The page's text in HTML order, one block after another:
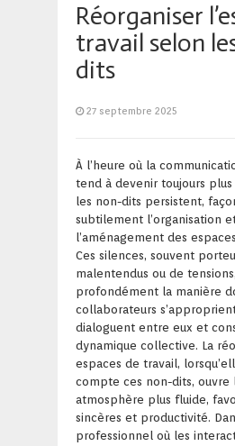
Réorganiser
travail selon
dits
27 septembre 2025
À l’heure où la
tend à devenir toujours
les non-dits persistent,
subtilement l’organisation
l’aménagement des
Ces silences, souvent
malentendus ou de
profondément la manière
collaborateurs
dialoguent entre eux et
dynamique collective. La
espaces de travail,
compte ces non-dits, ouvre
atmosphère plus fluide,
sincères et productivité.
professionnel où les